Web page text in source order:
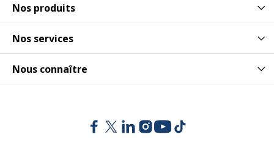
Nos produits
Nos services
Nous connaître